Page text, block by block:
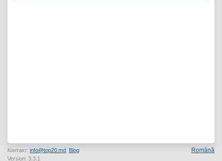
Контакт: info@top20.md Blog
Version: 3.3.1
Română